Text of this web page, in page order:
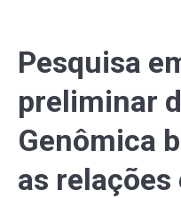
Pesquisa
preliminar
Genômica
as relações